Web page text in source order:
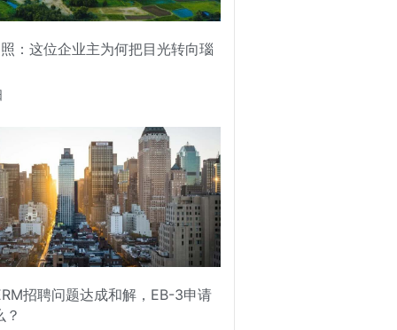
：这位企业主为何把目光转向瑙
招聘问题达成和解，EB-3申请
？